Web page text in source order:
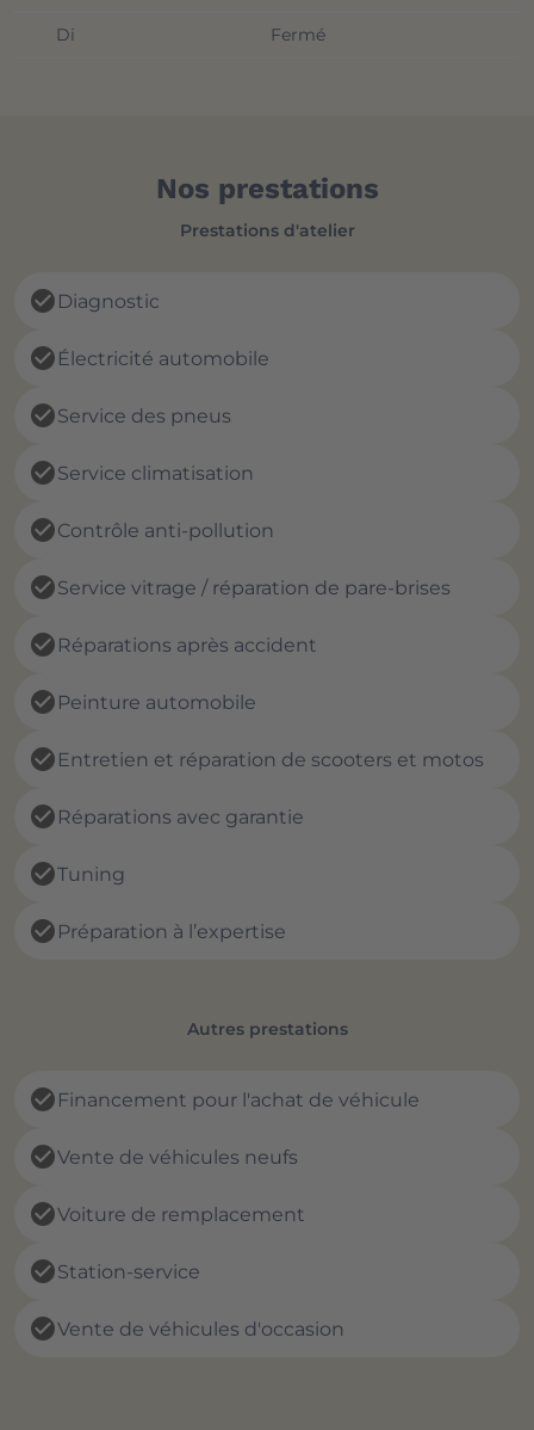
Di Fermé
Nos prestations
Prestations d'atelier
check_circle Diagnostic
check_circle Électricité automobile
check_circleService des pneus
check_circleService climatisation
check_circleContrôle anti-pollution
check_circleService vitrage / réparation de pare-brises
check_circle Réparations après accident
check_circle Peinture automobile
check_circle Entretien et réparation de scooters et motos
check_circle Réparations avec garantie
check_circleTuning
check_circle Préparation à l’expertise
Autres prestations
check_circle Financement pour l'achat de véhicule
check_circleVente de véhicules neufs
check_circleVoiture de remplacement
check_circleStation-service
check_circleVente de véhicules d'occasion